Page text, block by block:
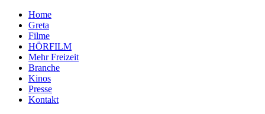
Home
Greta
Filme
HÖRFILM
Mehr Freizeit
Branche
Kinos
Presse
Kontakt